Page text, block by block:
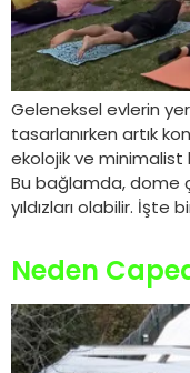
Geleneksel evlerin
tasarlanırken artık
ekolojik ve minimalist
Bu bağlamda, dome
yıldızları olabilir. İşte
Neden